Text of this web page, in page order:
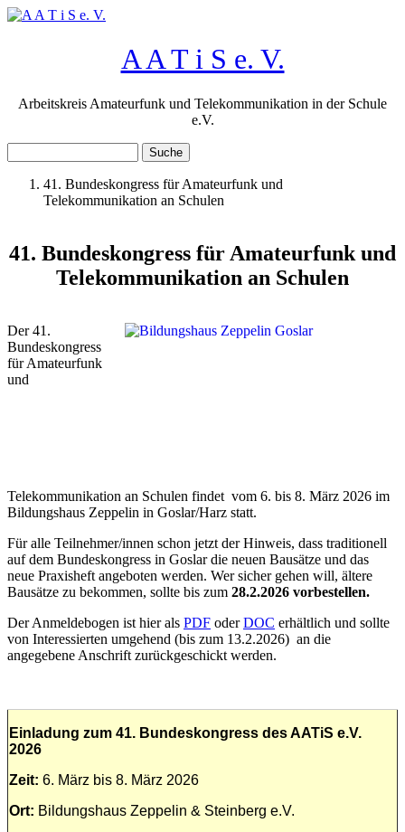
Direkt zum Inhalt
A A T i S e. V.
Arbeitskreis Amateurfunk und Telekommunikation in der Schule
e.V.
Sie sind hier
41. Bundeskongress für Amateurfunk und
Telekommunikation an Schulen
41. Bundeskongress für Amateurfunk und
Telekommunikation an Schulen
Der 41.
Bundeskongress
für Amateurfunk
und
Telekommunikation an Schulen findet vom 6. bis 8. März 2026 im
Bildungshaus Zeppelin in Goslar/Harz statt.
Für alle Teilnehmer/innen schon jetzt der Hinweis, dass traditionell
auf dem Bundeskongress in Goslar die neuen Bausätze und das
neue Praxisheft angeboten werden. Wer sicher gehen will, ältere
Bausätze zu bekommen, sollte bis zum 28.2.2026 vorbestellen.
Der Anmeldebogen ist hier als PDF oderDOC erhältlich und sollte
von Interessierten umgehend (bis zum 13.2.2026) an die
angegebene Anschrift zurückgeschickt werden.
Einladung zum 41. Bundeskongress des AATiS e.V.
2026
Zeit: 6. März bis 8. März 2026
Ort: Bildungshaus Zeppelin & Steinberg e.V.